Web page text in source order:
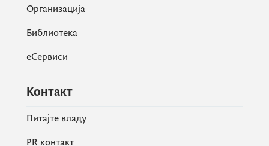
Организација
Библиотека
еСервиси
Контакт
Питајте владу
PR контакт